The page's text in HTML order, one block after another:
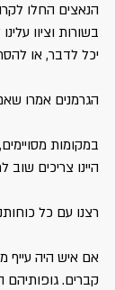
הנאצים החלו
בשורות וציוו
יכל לדבר, או
הגרמנים אמרו
במקומות
היינו צריכים שוב
רצנו עם כל
אם איש היה עייף
קברים. גופותיהם